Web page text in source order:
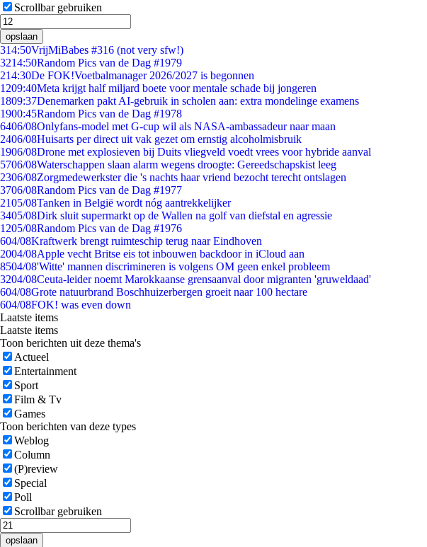
Scrollbar gebruiken
opslaan
314:50VrijMiBabes #316 (not very sfw!)
3214:50Random Pics van de Dag #1979
214:30De FOK!Voetbalmanager 2026/2027 is begonnen
1209:40Meta krijgt half miljard boete voor mentale schade bij jongeren
1809:37Denemarken pakt AI-gebruik in scholen aan: extra mondelinge examens
1900:45Random Pics van de Dag #1978
6406/08Onlyfans-model met G-cup wil als NASA-ambassadeur naar maan
2406/08Huisarts per direct uit vak gezet om ernstig alcoholmisbruik
1906/08Drone met explosieven bij Duits vliegveld voedt vrees voor hybride aanval
5706/08Waterschappen slaan alarm wegens droogte: Gereedschapskist leeg
2306/08Zorgmedewerkster die 's nachts haar vriend bezocht terecht ontslagen
3706/08Random Pics van de Dag #1977
2105/08Tanken in België wordt nóg aantrekkelijker
3405/08Dirk sluit supermarkt op de Wallen na golf van diefstal en agressie
1205/08Random Pics van de Dag #1976
604/08Kraftwerk brengt ruimteschip terug naar Eindhoven
2004/08Apple vecht Britse eis tot inbouwen backdoor in iCloud aan
8504/08'Witte' mannen discrimineren is volgens OM geen enkel probleem
3204/08Ceuta-leider noemt Marokkaanse grensaanval door migranten 'gruweldaad'
604/08Grote natuurbrand Boschhuizerbergen groeit naar 100 hectare
604/08FOK! was even down
Laatste items
Laatste items
Toon berichten uit deze thema's
Actueel
Entertainment
Sport
Film & Tv
Games
Toon berichten van deze types
Weblog
Column
(P)review
Special
Poll
Scrollbar gebruiken
opslaan